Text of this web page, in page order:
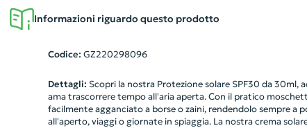
Informazioni riguardo questo prodotto
Codice: GZ220298096
Dettagli: Scopri la nostra Protezione solare SPF30 da 30ml,
ama trascorrere tempo all'aria aperta. Con il pratico
facilmente agganciato a borse o zaini, rendendolo sempre a
all'aperto, viaggi o giornate in spiaggia. La nostra crema